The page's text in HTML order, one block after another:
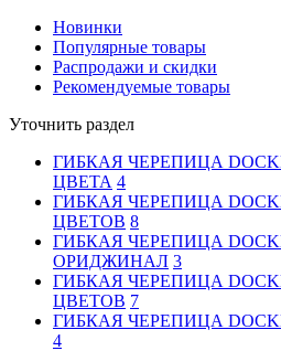
Новинки
Популярные товары
Распродажи и скидки
Рекомендуемые товары
Уточнить раздел
ГИБКАЯ ЧЕРЕПИЦА
ЦВЕТА 4
ГИБКАЯ ЧЕРЕПИЦА
ЦВЕТОВ 8
ГИБКАЯ ЧЕРЕПИЦА
ОРИДЖИНАЛ 3
ГИБКАЯ ЧЕРЕПИЦА
ЦВЕТОВ 7
ГИБКАЯ ЧЕРЕПИЦА
4